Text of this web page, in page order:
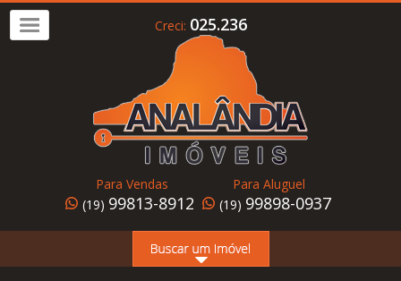
Alugar
Home
Creci: 025.236
Para Vendas
(19) 99813-8912
Para Aluguel
(19) 99898-0937